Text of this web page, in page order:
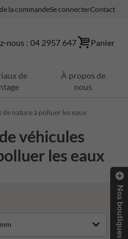
la commandeSe connecterContact
nous : 04 2957 647 Panier
de
À propos de
nous
nature à polluer les eaux
véhicules
les eaux
Nos boutiques